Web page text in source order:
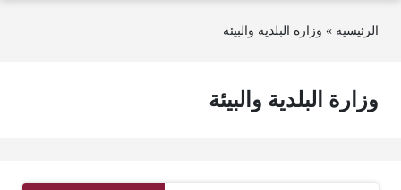
الرئيسية » وزارة البلدية والبيئة
وزارة البلدية والبيئة